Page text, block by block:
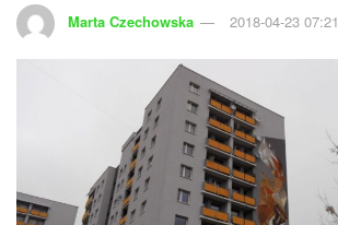
Marta Czechowska 2018-04-23 07:21